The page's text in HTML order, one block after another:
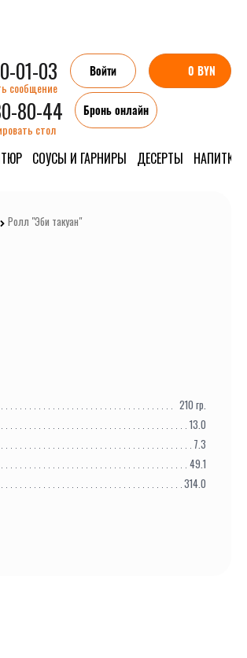
01-03
80-44
Бронь онлайн
стол
сообщение
Войти 0 BYN
СОУСЫ И ГАРНИРЫ ДЕСЕРТЫ НАПИТКИ
Ролл "Эби такуан"
210 гр.
13.0
7.3
49.1
314.0